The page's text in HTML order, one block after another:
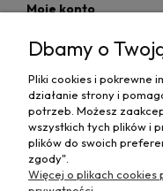
Moje konto
Płatności i dostawa
Informacje
O nas
Dbamy o
Pliki cookies i pokrewne
działanie strony i
potrzeb. Możesz
wszystkich tych plików i
plików do swoich
zgody".
Więcej o plikach